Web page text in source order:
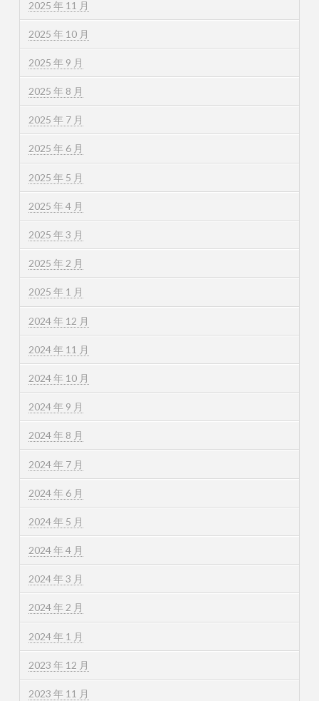
2025 年 11 月
2025 年 10 月
2025 年 9 月
2025 年 8 月
2025 年 7 月
2025 年 6 月
2025 年 5 月
2025 年 4 月
2025 年 3 月
2025 年 2 月
2025 年 1 月
2024 年 12 月
2024 年 11 月
2024 年 10 月
2024 年 9 月
2024 年 8 月
2024 年 7 月
2024 年 6 月
2024 年 5 月
2024 年 4 月
2024 年 3 月
2024 年 2 月
2024 年 1 月
2023 年 12 月
2023 年 11 月